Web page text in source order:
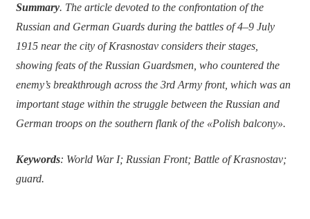
Summary. The article devoted to the confrontation of the
Russian and German Guards during the battles of 4–9 July
1915 near the city of Krasnostav considers their stages,
showing feats of the Russian Guardsmen, who countered the
enemy’s breakthrough across the 3rd Army front, which was an
important stage within the struggle between the Russian and
German troops on the southern flank of the «Polish balcony».
Keywords: World War I; Russian Front; Battle of Krasnostav;
guard.